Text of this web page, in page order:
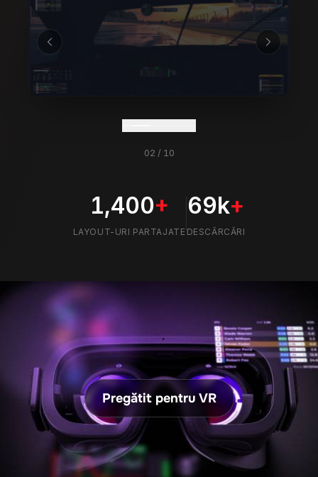
02/10
LAYOUT-URI PARTAJATEDESCĂRCĂRI
Pregătit pentru VR
FUNCȚIONALITĂȚI
INTEGRARE